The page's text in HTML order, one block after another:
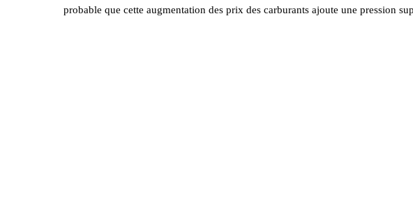
probable que cette augmentation des prix des carburants ajoute une pression